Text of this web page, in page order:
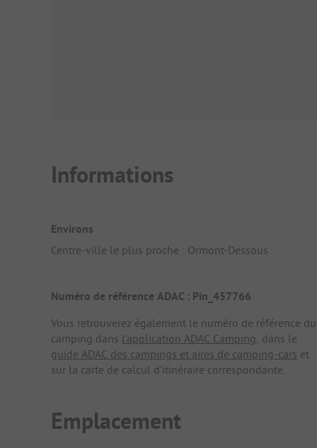
Informations
Environs
Centre-ville le plus proche : Ormont-Dessous
Numéro de référence ADAC : Pin_457766
Vous retrouverez également le numéro de référence du
camping dans l'application ADAC Camping, dans le
guide ADAC des campings et aires de camping-cars et
sur la carte de calcul d'itinéraire correspondante.
Emplacement